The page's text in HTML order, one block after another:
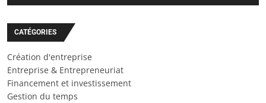
CATÉGORIES
Création d'entreprise
Entreprise & Entrepreneuriat
Financement et investissement
Gestion du temps